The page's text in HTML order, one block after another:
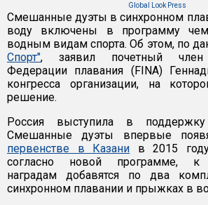
Global Look Press
Смешанные дуэты в синхронном
воду включены в программу
водным видам спорта. Об этом, по
Спорт", заявил почетный член
Федерации плавания (FINA)
конгресса организации, на
решение.
Россия выступила в
Смешанные дуэты впервые
первенстве в Казани в 2015
согласно новой программе, к
наградам добавятся по два
синхронном плавании и прыжках в